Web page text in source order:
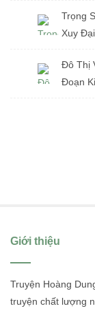
Đô Thị
Đoạn
Giới thiệu
Truyện Hoàng
truyện chất lượng